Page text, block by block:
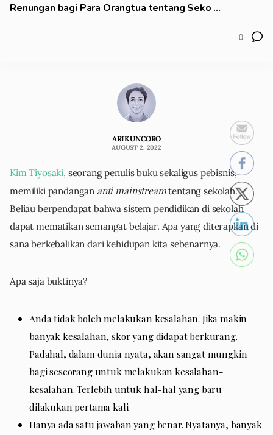
Renungan bagi Para Orangtua tentang Seko ...
0
ARIKUNCORO
AUGUST 2, 2022
Kim Tiyosaki, seorang penulis buku sekaligus pebisnis,
memiliki pandangan anti mainstreamtentang sekolah.
Beliau berpendapat bahwa sistem pendidikan di sekolah
dapat mematikan semangat belajar. Apa yang diterapkan di
sana berkebalikan dari kehidupan kita sebenarnya.
Apa saja buktinya?
Anda tidak boleh melakukan kesalahan. Jika makin
banyak kesalahan, skor yang didapat berkurang.
Padahal, dalam dunia nyata, akan sangat mungkin
bagi seseorang untuk melakukan kesalahan-
kesalahan. Terlebih untuk hal-hal yang baru
dilakukan pertama kali.
Hanya ada satu jawaban yang benar. Nyatanya, banyak